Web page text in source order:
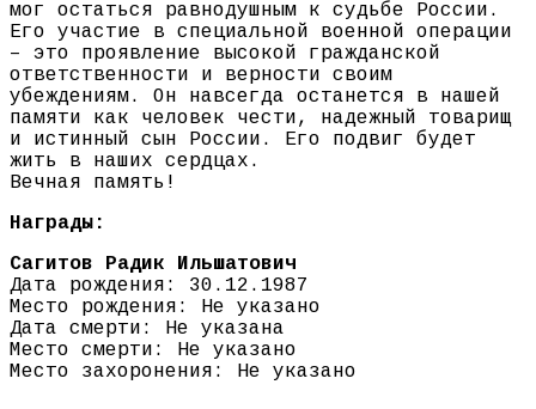
мог остаться равнодушным к судьбе России.
Его участие в специальной военной операции
– это проявление высокой гражданской
ответственности и верности своим
убеждениям. Он навсегда останется в нашей
памяти как человек чести, надежный товарищ
и истинный сын России. Его подвиг будет
жить в наших сердцах.
Вечная память!
Награды:
Сагитов Радик Ильшатович
Дата рождения: 30.12.1987
Место рождения: Не указано
Дата смерти: Не указана
Место смерти: Не указано
Место захоронения: Не указано